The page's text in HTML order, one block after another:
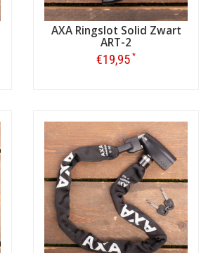
AXA Ringslot Solid Zwart
ART-2
€19,95 *